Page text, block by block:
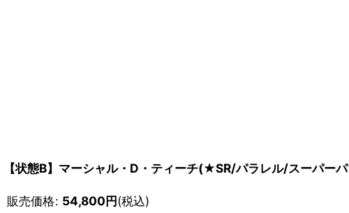
【状態B】マーシャル・D・ティーチ(★SR/パラレル/スーパー
販売価格: 54,800円(税込)